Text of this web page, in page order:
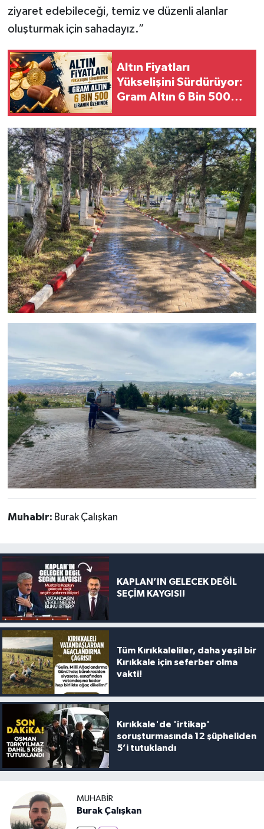
ziyaret edebileceği, temiz ve düzenli alanlar
oluşturmak için sahadayız.”
Altın Fiyatları
Yükselişini Sürdürüyor:
Gram Altın 6 Bin 500
Muhabir: Burak Çalışkan
KAPLAN’IN GELECEK DEĞİL
SEÇİM KAYGISI!
Tüm Kırıkkaleliler, daha yeşil bir
Kırıkkale için seferber olma
vakti!
Kırıkkale'de 'irtikap'
soruşturmasında 12 şüpheliden
5’i tutuklandı
MUHABIR
Burak Çalışkan